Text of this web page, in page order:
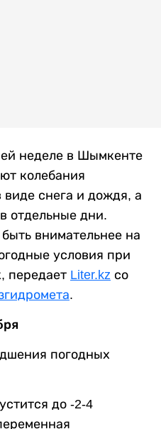
неделе в Шымкенте
колебания
снега и дождя, а
отдельные дни.
внимательнее на
условия при
передает Liter.kz со
.
погодных
до -2-4